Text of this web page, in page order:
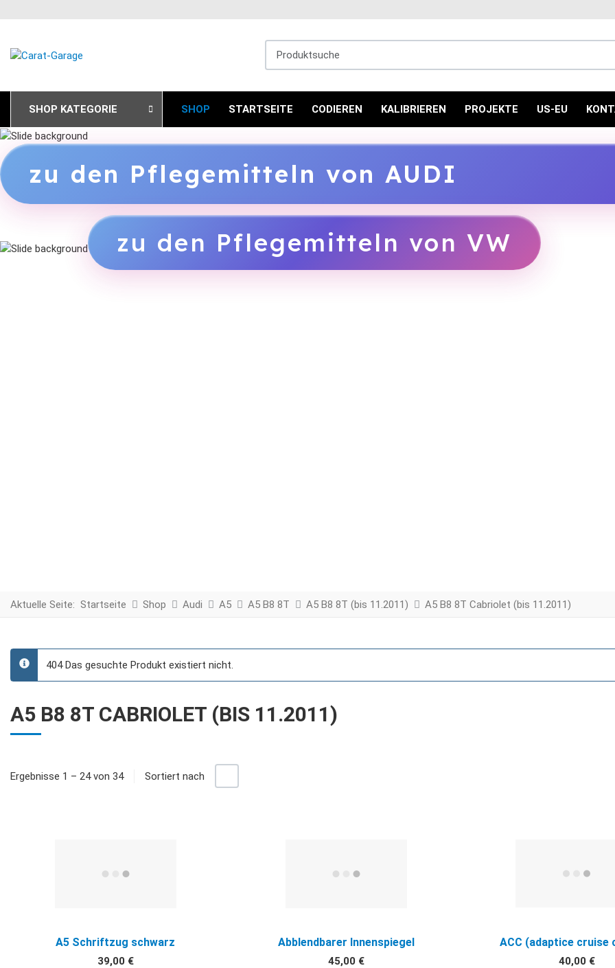
SHOP KATEGORIE SHOP STARTSEITE CODIEREN KALIBRIEREN PROJEKTE US-EU
zu den Pflegemitteln von AUDI
zu den Pflegemitteln von VW
Aktuelle Seite: Startseite Shop Audi A5 A5 B8 8T A5 B8 8T (bis 11.2011) A5 B8 8T Cabriolet (bis 11.2011)
info
404 Das gesuchte Produkt existiert nicht.
A5 B8 8T CABRIOLET (BIS 11.2011)
Ergebnisse 1 – 24 von 34 Sortiert nach
A5 Schriftzug schwarz
39,00 €
Abblendbarer Innenspiegel
45,00 €
ACC (adaptice cruise
40,00 €